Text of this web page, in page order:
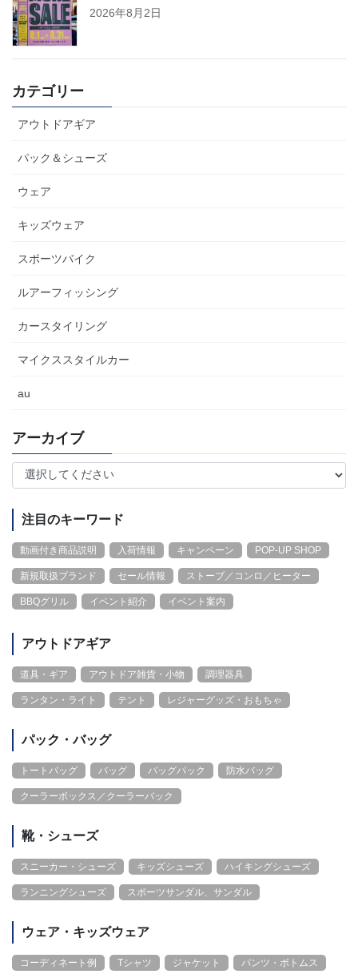
2026年8月2日
カテゴリー
アウトドアギア
パック＆シューズ
ウェア
キッズウェア
スポーツバイク
ルアーフィッシング
カースタイリング
マイクススタイルカー
au
アーカイブ
注目のキーワード
動画付き商品説明 入荷情報 キャンペーン POP-UP SHOP
新規取扱ブランド セール情報 ストーブ／コンロ／ヒーター
BBQグリル イベント紹介 イベント案内
アウトドアギア
道具・ギア アウトドア雑貨・小物 調理器具
ランタン・ライト テント レジャーグッズ・おもちゃ
パック・バッグ
トートバッグ バッグ バッグパック 防水バッグ
クーラーボックス／クーラーバック
靴・シューズ
スニーカー・シューズ キッズシューズ ハイキングシューズ
ランニングシューズ スポーツサンダル、サンダル
ウェア・キッズウェア
コーディネート例 Tシャツ ジャケット パンツ・ボトムス